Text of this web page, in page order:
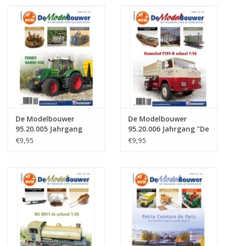
De Modelbouwer
95.20.005 Jahrgang
"Der Modellbauer"
€9,95
De Modelbouwer
95.20.006 Jahrgang "De
Modelbouwer"
€9,95